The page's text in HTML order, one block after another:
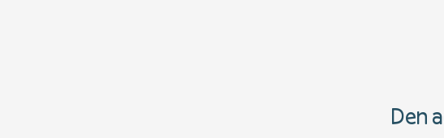
Den